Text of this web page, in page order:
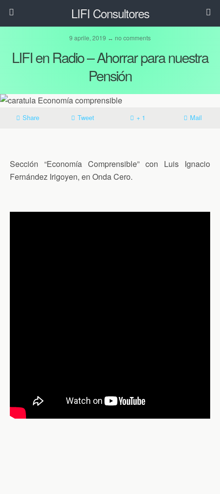
LIFI Consultores
9 aprile, 2019 ↔ no comments
LIFI en Radio – Ahorrar para nuestra
Pensión
Share Tweet + 1 Mail
Sección “Economía Comprensible” con Luis Ignacio
Fernández Irigoyen, en Onda Cero.